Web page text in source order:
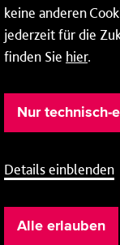
keine anderen
jederzeit für die
finden Sie hier.
Nur technisch-
Details einblenden
Alle erlauben